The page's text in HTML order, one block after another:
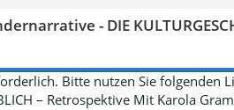
- DIE
Bitte nutzen Sie folgenden
– Retrospektive Mit Karola